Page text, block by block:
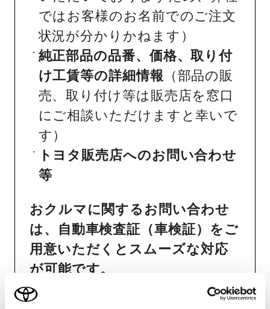
ではお客様のお名前でのご注文
状況が分かりかねます）
純正部品の品番、価格、取り付
け工賃等の詳細情報 （部品の販
売、取り付け等は販売店を窓口
にご相談いただけますと幸いで
す）
トヨタ販売店へのお問い合わせ
等
おクルマに関するお問い合わせ
は、自動車検査証（車検証）をご
用意いただくとスムーズな対応
が可能です。